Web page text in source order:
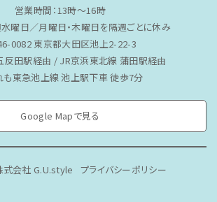
営業時間：13時〜16時
曜日／月曜日・木曜日を隔週ごとに休み
0082 東京都大田区池上2-22-3
反田駅経由 / JR京浜東北線 蒲田駅経由
も東急池上線 池上駅下車 徒歩7分
Google Mapで見る
式会社 G.U.style プライバシーポリシー